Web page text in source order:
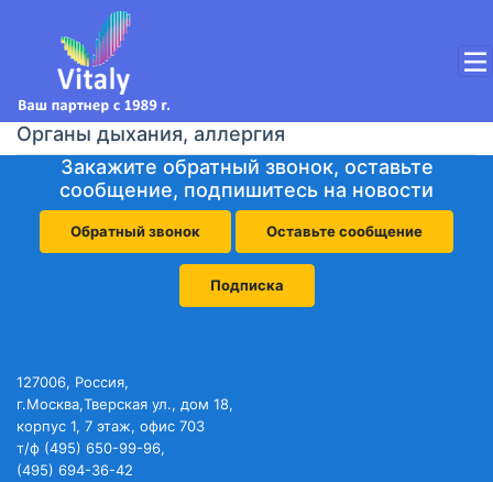
Органы дыхания, аллергия
Закажите обратный звонок, оставьте
сообщение, подпишитесь на новости
Обратный звонок Оставьте сообщение
Подписка
127006, Россия,
г.Москва,Тверская ул., дом 18,
корпус 1, 7 этаж, офис 703
т/ф (495) 650-99-96,
(495) 694-36-42